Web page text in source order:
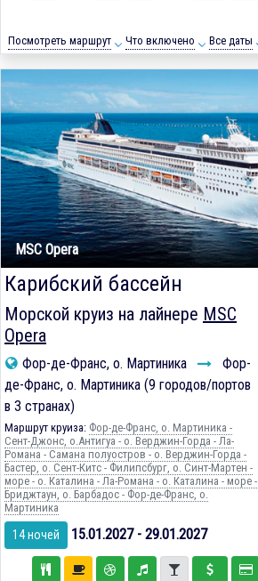
Посмотреть маршрут Что включено Все даты
MSC Opera
Карибский бассейн
Морской круиз на лайнере MSC
Opera
Фор-де-Франс, о. Мартиника
Фор-
де-Франс, о. Мартиника (9 городов/портов
в 3 странах)
Маршрут круиза: Фор-де-Франс, о. Мартиника -
Сент-Джонс, о.Антигуа - о. Верджин-Горда - Ла-
Романа - Самана полуостров - о. Верджин-Горда -
Бастер, о. Сент-Китс - Филипсбург, о. Синт-Мартен -
море - о. Каталина - Ла-Романа - о. Каталина - море -
Бриджтаун, о. Барбадос - Фор-де-Франс, о.
Мартиника
14 ночей 15.01.2027 - 29.01.2027